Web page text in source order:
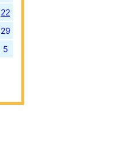
22
29
5